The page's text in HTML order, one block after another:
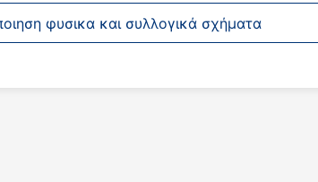
φυσικα και συλλογικά σχήματα